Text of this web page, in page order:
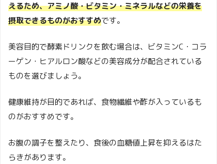
えるため、アミノ酸・ビタミン・ミネラルなどの栄養を
摂取できるものがおすすめです。
美容目的で酵素ドリンクを飲む場合は、ビタミンC・コラ
ーゲン・ヒアルロン酸などの美容成分が配合されている
ものを選びましょう。
健康維持が目的であれば、食物繊維や酢が入っているも
のがおすすめです。
お腹の調子を整えたり、食後の血糖値上昇を抑えるはた
らきがあります。